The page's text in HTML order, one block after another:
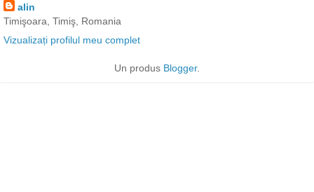
alin
Timişoara, Timiş, Romania
Vizualizați profilul meu complet
Un produs Blogger.